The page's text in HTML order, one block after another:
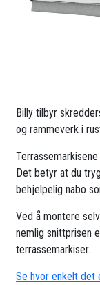
Billy tilbyr
og rammeverk i
Det betyr at du
behjelpelig nabo
Ved å montere
nemlig snittprisen
terrassemarkiser.
Se hvor enkelt det